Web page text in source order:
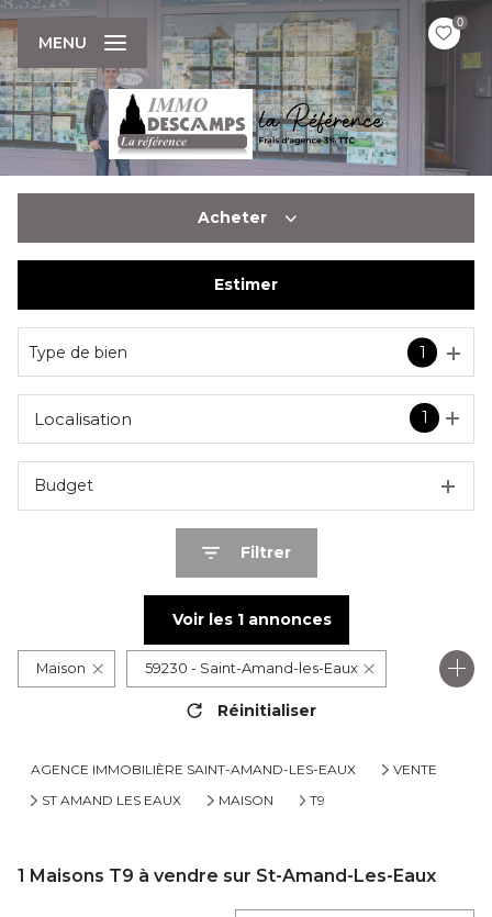
0
MENU
Acheter
Estimer
Type de bien 1
1
Localisation
Budget
Filtrer
Voir les 1annonces
Maison 59230 - Saint-Amand-les-Eaux
Réinitialiser
AGENCE IMMOBILIÈRE SAINT-AMAND-LES-EAUX
VENTE
ST AMAND LES EAUX
MAISON T9
1 Maisons T9 à vendre sur St-Amand-Les-Eaux